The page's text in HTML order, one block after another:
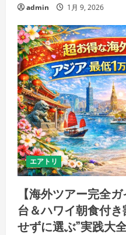
admin 1月 9, 2026
エアトリ
【海外ツアー完全
台＆ハワイ朝食付
せずに選ぶ”実践大